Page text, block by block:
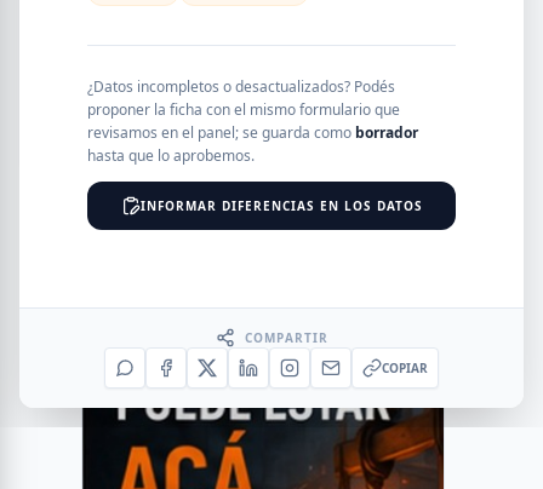
PROVINCIA¿Datos incompletos o desactualizados? Podés
proponer la ficha con el mismo formulario que
revisamos en el panel; se guarda como borrador
hasta que lo aprobemos.
INFORMAR DIFERENCIAS EN LOS DATOS
COMPARTIR
COPIAR